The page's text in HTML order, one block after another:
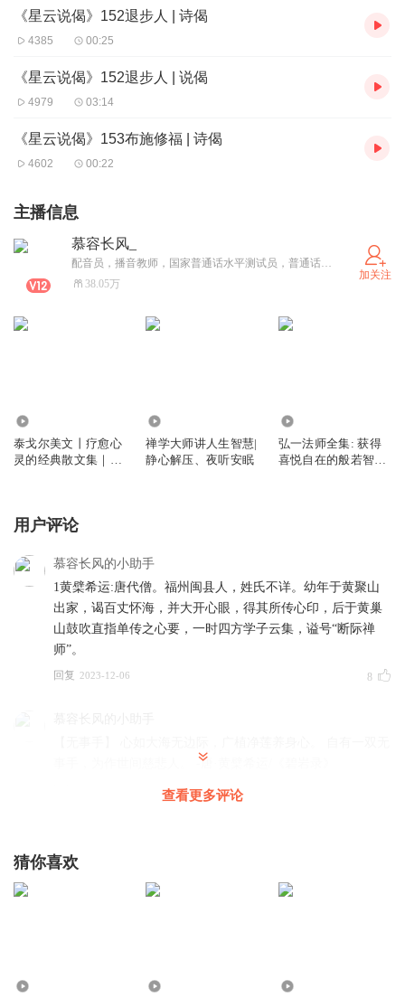
《星云说偈》152退步人 | 诗偈
4385 00:25
《星云说偈》152退步人 | 说偈
4979 03:14
《星云说偈》153布施修福 | 诗偈
4602 00:22
主播信息
慕容长风_
配音员，播音教师，国家普通话水平测试员，普通话一级甲等。温暖治愈从容有力量。 以戒为师 Jingfeng 。微信视频号: 醉花荫and长风
38.05万
加关注
泰戈尔美文丨疗愈心
灵的经典散文集｜飞
禅学大师讲人生智慧|
静心解压、夜听安眠
弘一法师全集: 获得
喜悦自在的般若智慧
用户评论
慕容长风的小助手
1黄檗希运:唐代僧。福州闽县人，姓氏不详。幼年于黄聚山
出家，谒百丈怀海，并大开心眼，得其所传心印，后于黄巢
山鼓吹直指单传之心要，一时四方学子云集，谥号“断际禅
师”。
回复 2023-12-06 8
事手，为作世间慈悲人。 -唐·黄檗希运/《碧岩录》
精进修行！不懈怠努力向善、向上。
查看更多评论
猜你喜欢